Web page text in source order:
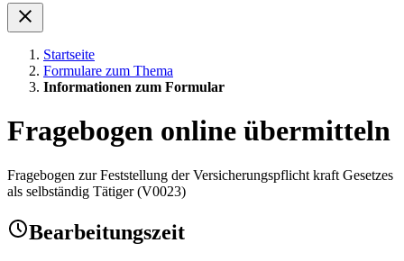
Startseite
Formulare zum Thema
Informationen zum Formular
Fragebogen online übermitteln
Fragebogen zur Feststellung der Versicherungspflicht kraft Gesetzes
als selbständig Tätiger (V0023)
Bearbeitungszeit